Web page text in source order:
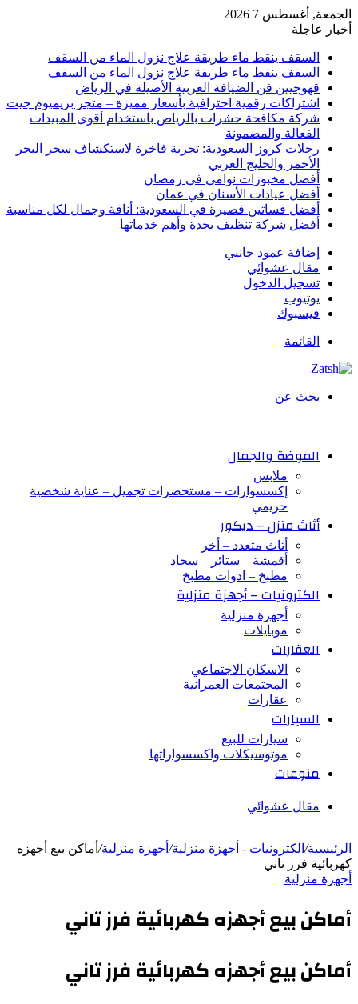
الجمعة, أغسطس 7 2026
أخبار عاجلة
السقف ينقط ماء طريقة علاج نزول الماء من السقف
السقف ينقط ماء طريقة علاج نزول الماء من السقف
قهوجيين فن الضيافة العربية الأصيلة في الرياض
اشتراكات رقمية احترافية بأسعار مميزة – متجر بريميوم جيت
شركة مكافحة حشرات بالرياض باستخدام أقوى المبيدات
الفعالة والمضمونة
رحلات كروز السعودية: تجربة فاخرة لاستكشاف سحر البحر
الأحمر والخليج العربي
أفضل مخبوزات نوامي في رمضان
أفضل عيادات الأسنان في عمان
أفضل فساتين قصيرة في السعودية: أناقة وجمال لكل مناسبة
أفضل شركة تنظيف بجدة وأهم خدماتها
إضافة عمود جانبي
مقال عشوائي
تسجيل الدخول
يوتيوب
فيسبوك
القائمة
بحث عن
الموضة والجمال
ملابس
إكسسوارات – مستحضرات تجميل – عناية شخصية
حريمي
أثاث منزل – ديكور
أثاث متعدد – أخر
أقمشة – ستائر – سجاد
مطبخ – ادوات مطبخ
الكترونيات – أجهزة منزلية
أجهزة منزلية
موبايلات
العقارات
الاسكان الاجتماعي
المجتمعات العمرانية
عقارات
السيارات
سيارات للبيع
موتوسيكلات واكسسواراتها
منوعات
مقال عشوائي
الرئيسية/ الكترونيات - أجهزة منزلية/ أجهزة منزلية/ أماكن بيع أجهزه
كهربائية فرز تاني
أجهزة منزلية
أماكن بيع أجهزه كهربائية فرز تاني
أماكن بيع أجهزه كهربائية فرز تاني